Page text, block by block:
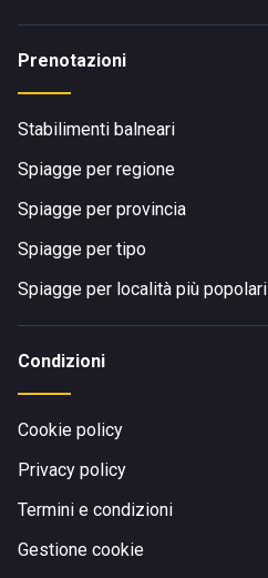
Prenotazioni
Stabilimenti balneari
Spiagge per regione
Spiagge per provincia
Spiagge per tipo
Spiagge per località più popolari
Condizioni
Cookie policy
Privacy policy
Termini e condizioni
Gestione cookie